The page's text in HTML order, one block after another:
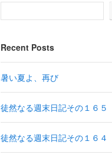
Recent Posts
暑い夏よ、再び
徒然なる週末日記その１６５
徒然なる週末日記その１６４